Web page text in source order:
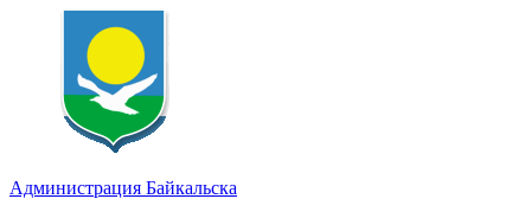
Администрация Байкальска